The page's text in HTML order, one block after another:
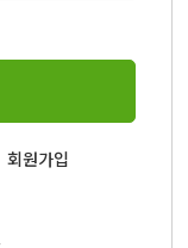
회원가입